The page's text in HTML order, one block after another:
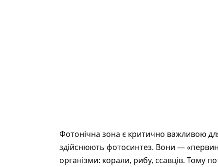
Фотонічна зона є критично важливою
здійснюють фотосинтез. Вони —
організми: корали, рибу, ссавців. Тому